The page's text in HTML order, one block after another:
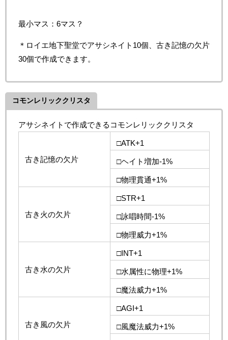
最小マス：6マス？
＊ロイエ地下聖堂でアサシネイト10個、古き記憶の欠片
30個で作成できます。
コモンレリッククリスタ
アサシネイトで作成できるコモンレリッククリスタ
古き記憶の欠片
□ATK+1
□ヘイト増加-1%
□物理貫通+1%
古き火の欠片
□STR+1
□詠唱時間-1%
□物理威力+1%
古き水の欠片
□INT+1
□水属性に物理+1%
□魔法威力+1%
古き風の欠片
□AGI+1
□風魔法威力+1%